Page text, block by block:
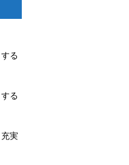
る
る
実